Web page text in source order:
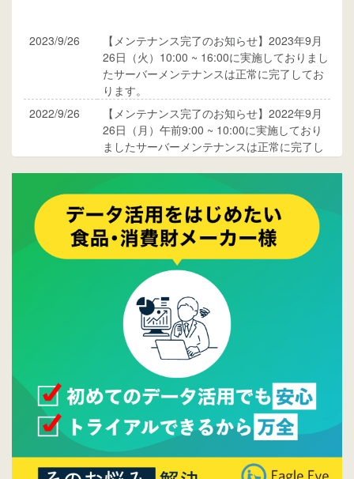
2023/9/26
【メンテナンス完了のお知らせ】2023年9月
26日（火）10:00 ~ 16:00に実施しておりまし
たサーバーメンテナンスは正常に完了してお
ります。
2022/9/26
【メンテナンス完了のお知らせ】2022年9月
26日（月）午前9:00 ~ 10:00に実施しており
ましたサーバーメンテナンスは正常に完了し
ご覧ください。
2015/10/19
ウレコンのサイト機能を大幅バージョンアッ
プ。詳細はこちら。⇒告知ページへ
2015/09/28
ウレコンが機能拡充し、サイトリニューアル
しました。⇒
ウレコンFacebook
Facebookページを開設しました。詳細は
ら。
ウレコンサイトリリースしました。